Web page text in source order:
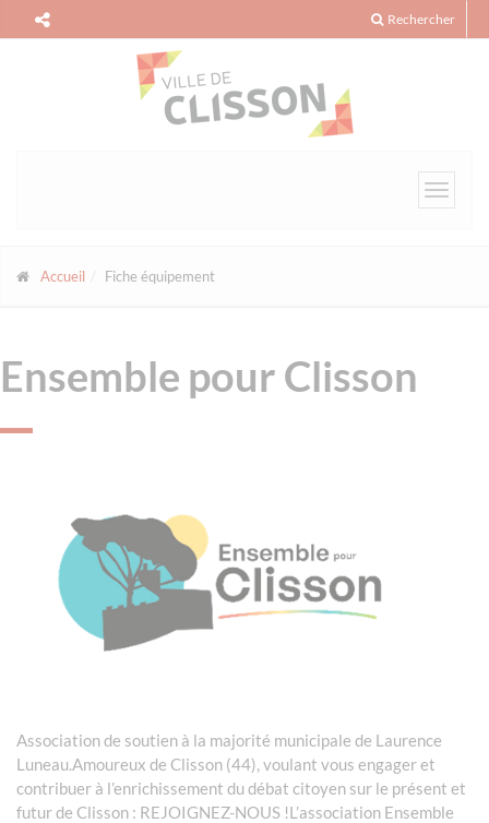
Rechercher
Toggle
Accueil Fiche équipement
Ensemble pour Clisson
Association de soutien à la majorité municipale de Laurence
Luneau.Amoureux de Clisson (44), voulant vous engager et
contribuer à l’enrichissement du débat citoyen sur le présent et
futur de Clisson : REJOIGNEZ-NOUS !L’association Ensemble
Panneau de gestion des cookies